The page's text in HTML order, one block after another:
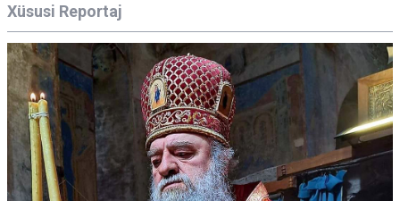
Xüsusi Reportaj